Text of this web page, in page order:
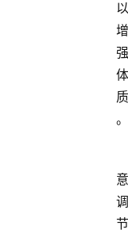
以
增
强
体
质
。
意
调
节